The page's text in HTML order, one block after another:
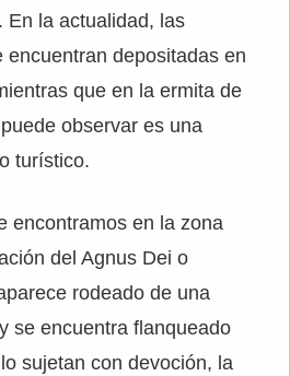
En la actualidad, las
encuentran depositadas en
que en la ermita de
observar es una
turístico.
encontramos en la zona
del Agnus Dei o
rodeado de una
se encuentra flanqueado
sujetan con devoción, la